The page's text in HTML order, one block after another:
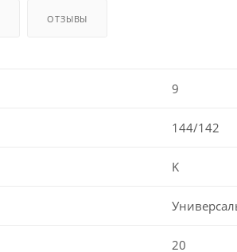
ОТЗЫВЫ
9
144/142
K
20